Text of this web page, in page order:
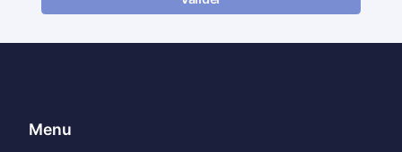
Menu